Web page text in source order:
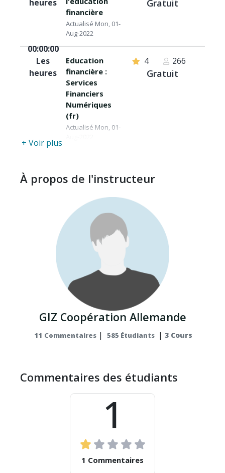
+ Voir plus
heures
financière
Actualisé Mon, 01-
Aug-2022
Gratuit
00:00:00
Les
heures
Education
financière :
Services
Financiers
Numériques
(fr)
Actualisé Mon, 01-
4 266
Gratuit
À propos de l'instructeur
GIZ Coopération Allemande
11 Commentaires | 585 Étudiants | 3 Cours
Commentaires des étudiants
1
1 Commentaires